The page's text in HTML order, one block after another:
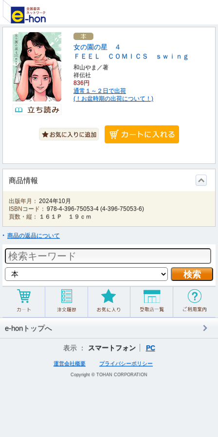
女の園の星 ４
ＦＥＥＬ ＣＯＭＩＣＳ ｓｗｉｎｇ
和山やま／著
祥伝社
836円
通常１～２日で出荷
(！お盆時期の出荷について！)
商品情報
出版年月： 2024年10月
ISBNコード： 978-4-396-75053-4 (4-396-75053-6)
頁数・縦：
１６１Ｐ １９ｃｍ
商品の返品について
e-honトップへ
表示 ： スマートフォン PC
運営会社概要 プライバシーポリシー
Copyright © TOHAN CORPORATION